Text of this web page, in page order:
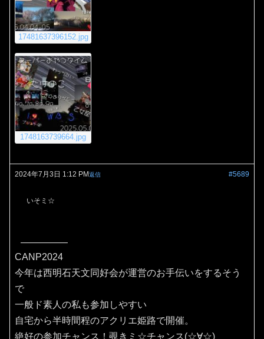
17481637396152.jpg
1748163739664.jpg
2024年7月3日 1:12 PM #5689
返信
いそミ☆
CANP2024
今年は西明石天文同好会が運営のお手伝いをするそう
で
一般ド素人の私も参加しやすい
自宅から半時間程のアクリエ姫路で開催。
絶好の参加チャンス！覗きミ☆チャンス(⁠☆⁠∀☆⁠)